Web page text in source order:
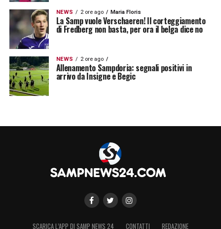
NEWS 2 ore ago Maria Floris
La Samp vuole Verschaeren! Il corteggiamento
di Fredberg non basta, per ora il belga dice no
NEWS 2 ore ago
Allenamento Sampdoria: segnali positivi in
arrivo da Insigne e Begic
SCARICA L’APP DI SAMP NEWS 24 CONTATTI REDAZIONE